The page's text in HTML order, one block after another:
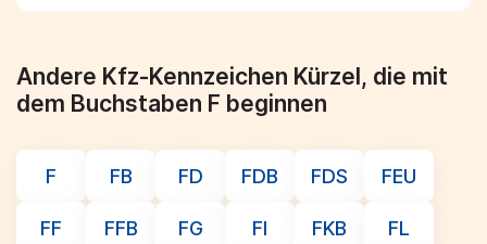
Andere Kfz-Kennzeichen Kürzel, die mit
dem Buchstaben F beginnen
F FB FD FDB FDS FEU
FF FFB FG FI FKB FL